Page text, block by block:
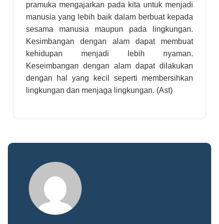
pramuka mengajarkan pada kita untuk menjadi
manusia yang lebih baik dalam berbuat kepada
sesama manusia maupun pada lingkungan.
Kesimbangan dengan alam dapat membuat
kehidupan menjadi lebih nyaman.
Keseimbangan dengan alam dapat dilakukan
dengan hal yang kecil seperti membersihkan
lingkungan dan menjaga lingkungan. (Ast)